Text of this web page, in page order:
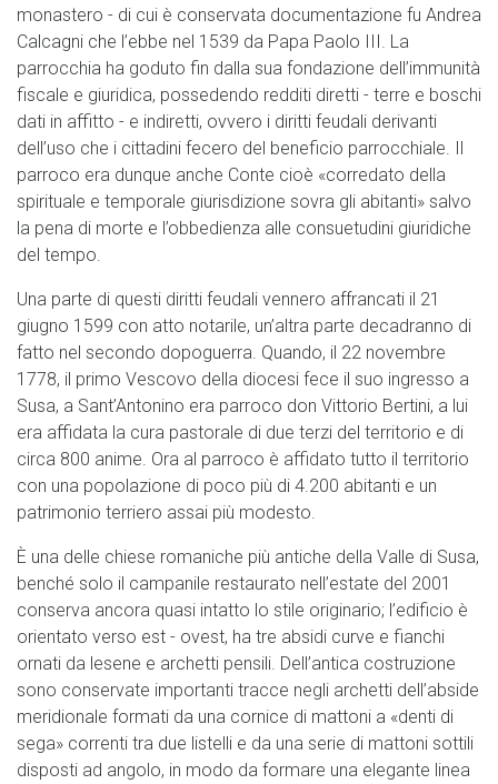
monastero - di cui è conservata documentazione fu Andrea
Calcagni che l’ebbe nel 1539 da Papa Paolo III. La
parrocchia ha goduto fin dalla sua fondazione dell’immunità
fiscale e giuridica, possedendo redditi diretti - terre e boschi
dati in affitto - e indiretti, ovvero i diritti feudali derivanti
dell’uso che i cittadini fecero del beneficio parrocchiale. Il
parroco era dunque anche Conte cioè «corredato della
spirituale e temporale giurisdizione sovra gli abitanti» salvo
la pena di morte e l’obbedienza alle consuetudini giuridiche
del tempo.
Una parte di questi diritti feudali vennero affrancati il 21
giugno 1599 con atto notarile, un’altra parte decadranno di
fatto nel secondo dopoguerra. Quando, il 22 novembre
1778, il primo Vescovo della diocesi fece il suo ingresso a
Susa, a Sant’Antonino era parroco don Vittorio Bertini, a lui
era affidata la cura pastorale di due terzi del territorio e di
circa 800 anime. Ora al parroco è affidato tutto il territorio
con una popolazione di poco più di 4.200 abitanti e un
patrimonio terriero assai più modesto.
È una delle chiese romaniche più antiche della Valle di Susa,
benché solo il campanile restaurato nell’estate del 2001
conserva ancora quasi intatto lo stile originario; l’edificio è
orientato verso est - ovest, ha tre absidi curve e fianchi
ornati da lesene e archetti pensili. Dell’antica costruzione
sono conservate importanti tracce negli archetti dell’abside
meridionale formati da una cornice di mattoni a «denti di
sega» correnti tra due listelli e da una serie di mattoni sottili
disposti ad angolo, in modo da formare una elegante linea